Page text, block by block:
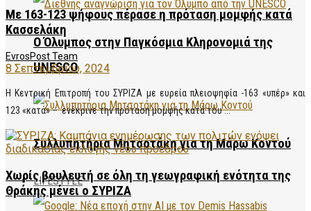
Ο Όλυμπος στην Παγκόσμια Κληρονομιά της
UNESCO
Συλλυπητήρια Μητσοτάκη για τη Μάρω Κοντού
LIFESTYLE
Με 163-123 ψήφους πέρασε η πρόταση μομφής κατά
Κασσελάκη
EvrosPost Team
8 Σεπτεμβρίου, 2024
Η Κεντρική Επιτροπή του ΣΥΡΙΖΑ με ευρεία πλειοψηφία -163 «υπέρ» και
123 «κατά» – ενέκρινε την πρόταση μομφής κατά του ...
Χωρίς βουλευτή σε όλη τη γεωγραφική ενότητα της
Θράκης μένει ο ΣΥΡΙΖΑ